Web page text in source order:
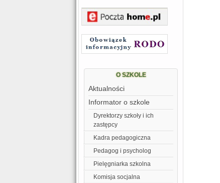
O SZKOLE
Aktualności
Informator o szkole
Dyrektorzy szkoły i ich
zastępcy
Kadra pedagogiczna
Pedagog i psycholog
Pielęgniarka szkolna
Komisja socjalna